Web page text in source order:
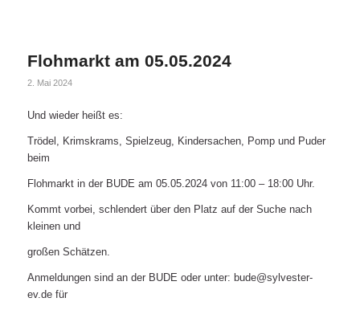
Flohmarkt am 05.05.2024
2. Mai 2024
Und wieder heißt es:
Trödel, Krimskrams, Spielzeug, Kindersachen, Pomp und Puder
beim
Flohmarkt in der BUDE am 05.05.2024 von 11:00 – 18:00 Uhr.
Kommt vorbei, schlendert über den Platz auf der Suche nach
kleinen und
großen Schätzen.
Anmeldungen sind an der BUDE oder unter: bude@sylvester-
ev.de für